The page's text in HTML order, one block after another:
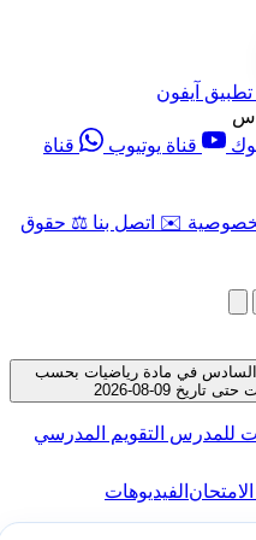
آيفون
قناة يوتيوب
قناة
✉️ اتصل بنا ⚖️ حقوق
في مادة رياضيات بحسب
09-08-2026
للمدرس التقويم المدرسي
الفيديوهات